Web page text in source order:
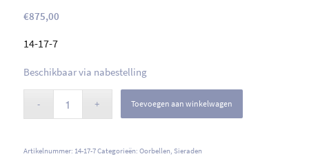
€875,00
14-17-7
Beschikbaar via nabestelling
Toevoegen aan winkelwagen
Artikelnummer: 14-17-7Categorieën: Oorbellen, Sieraden